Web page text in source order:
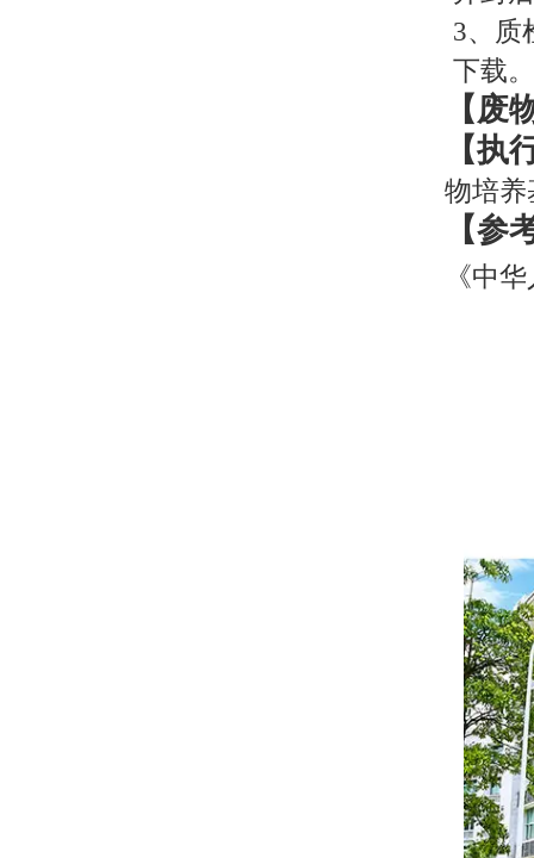
3、质
下载。
【废
【执
物培养
【参
《中